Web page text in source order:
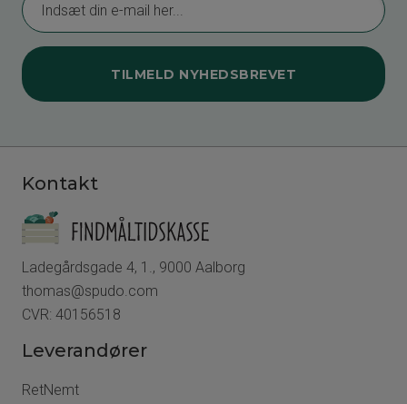
TILMELD NYHEDSBREVET
Kontakt
Ladegårdsgade 4, 1., 9000 Aalborg
thomas@spudo.com
CVR: 40156518
Leverandører
RetNemt